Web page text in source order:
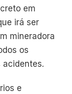
em
irá ser
mineradora
os
e